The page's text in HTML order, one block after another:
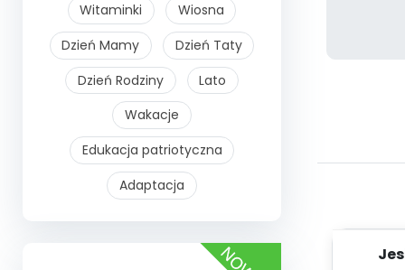
Witaminki
Wiosna
Dzień Mamy
Dzień Taty
Dzień Rodziny
Lato
Wakacje
Edukacja patriotyczna
Adaptacja